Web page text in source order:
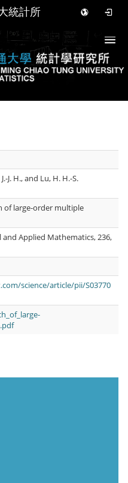
統計所
J. H., and Lu, H. H.-S.
of large-order multiple
Applied Mathematics, 236,
science/article/pii/S03770